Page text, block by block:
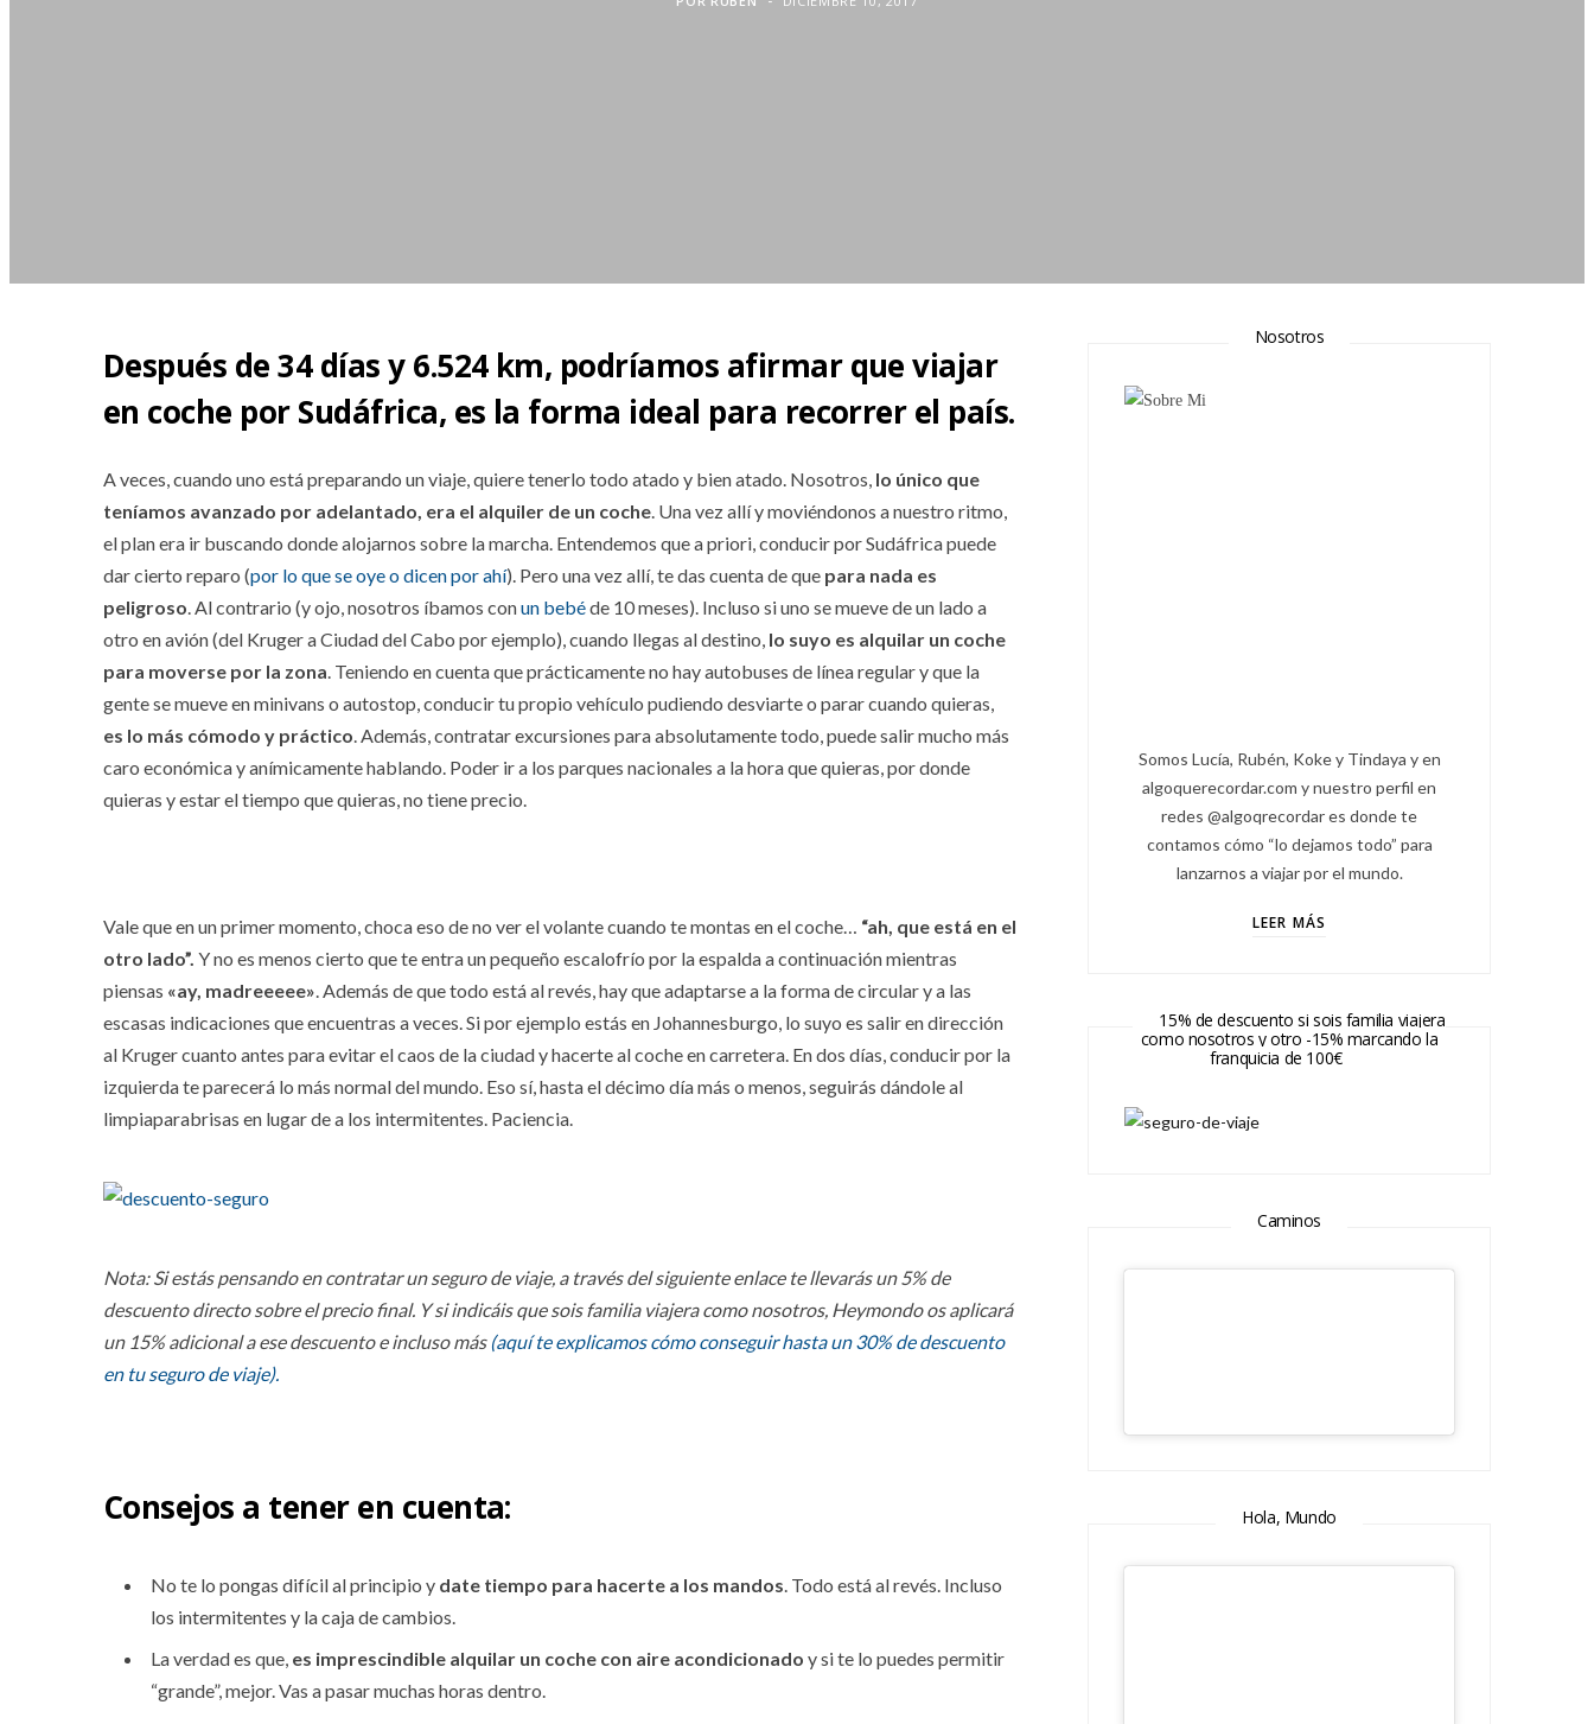
Después de 34 días y 6.524 km, podríamos afirmar que viajar
en coche por Sudáfrica, es la forma ideal para recorrer el país.
A veces, cuando uno está preparando un viaje, quiere tenerlo todo atado y bien atado. Nosotros, lo único que
teníamos avanzado por adelantado, era el alquiler de un coche . Una vez allí y moviéndonos a nuestro ritmo,
el plan era ir buscando donde alojarnos sobre la marcha. Entendemos que a priori, conducir por Sudáfrica puede
dar cierto reparo (por lo que se oye o dicen por ahí). Pero una vez allí, te das cuenta de que para nada es
peligroso . Al contrario (y ojo, nosotros íbamos conun bebéde 10 meses). Incluso si uno se mueve de un lado a
otro en avión (del Kruger a Ciudad del Cabo por ejemplo), cuando llegas al destino, lo suyo es alquilar un coche
para moverse por la zona . Teniendo en cuenta que prácticamente no hay autobuses de línea regular y que la
gente se mueve en minivans o autostop, conducir tu propio vehículo pudiendo desviarte o parar cuando quieras,
es lo más cómodo y práctico . Además, contratar excursiones para absolutamente todo, puede salir mucho más
caro económica y anímicamente hablando. Poder ir a los parques nacionales a la hora que quieras, por donde
quieras y estar el tiempo que quieras, no tiene precio.
Vale que en un primer momento, choca eso de no ver el volante cuando te montas en el coche… “ah, que está en el
otro lado”. Y no es menos cierto que te entra un pequeño escalofrío por la espalda a continuación mientras
piensas «ay, madreeeee» . Además de que todo está al revés, hay que adaptarse a la forma de circular y a las
escasas indicaciones que encuentras a veces. Si por ejemplo estás en Johannesburgo, lo suyo es salir en dirección
al Kruger cuanto antes para evitar el caos de la ciudad y hacerte al coche en carretera. En dos días, conducir por la
izquierda te parecerá lo más normal del mundo. Eso sí, hasta el décimo día más o menos, seguirás dándole al
limpiaparabrisas en lugar de a los intermitentes. Paciencia.
Nota: Si estás pensando en contratar un seguro de viaje, a través del siguiente enlace te llevarás un 5% de
descuento directo sobre el precio final. Y si indicáis que sois familia viajera como nosotros, Heymondo os aplicará
un 15% adicional a ese descuento e incluso más (aquí te explicamos cómo conseguir hasta un 30% de descuento
en tu seguro de viaje).
Consejos a tener en cuenta:
No te lo pongas difícil al principio y date tiempo para hacerte a los mandos . Todo está al revés. Incluso
los intermitentes y la caja de cambios.
La verdad es que, es imprescindible alquilar un coche con aire acondicionado y si te lo puedes permitir
“grande”, mejor. Vas a pasar muchas horas dentro.
Nosotros
Somos Lucía, Rubén, Koke y Tindaya y en
algoquerecordar.com y nuestro perfil en
redes @algoqrecordar es donde te
contamos cómo “lo dejamos todo” para
lanzarnos a viajar por el mundo.
LEER MÁS
15% de descuento si sois familia viajera
como nosotros y otro -15% marcando la
franquicia de 100€
Caminos
Hola, Mundo